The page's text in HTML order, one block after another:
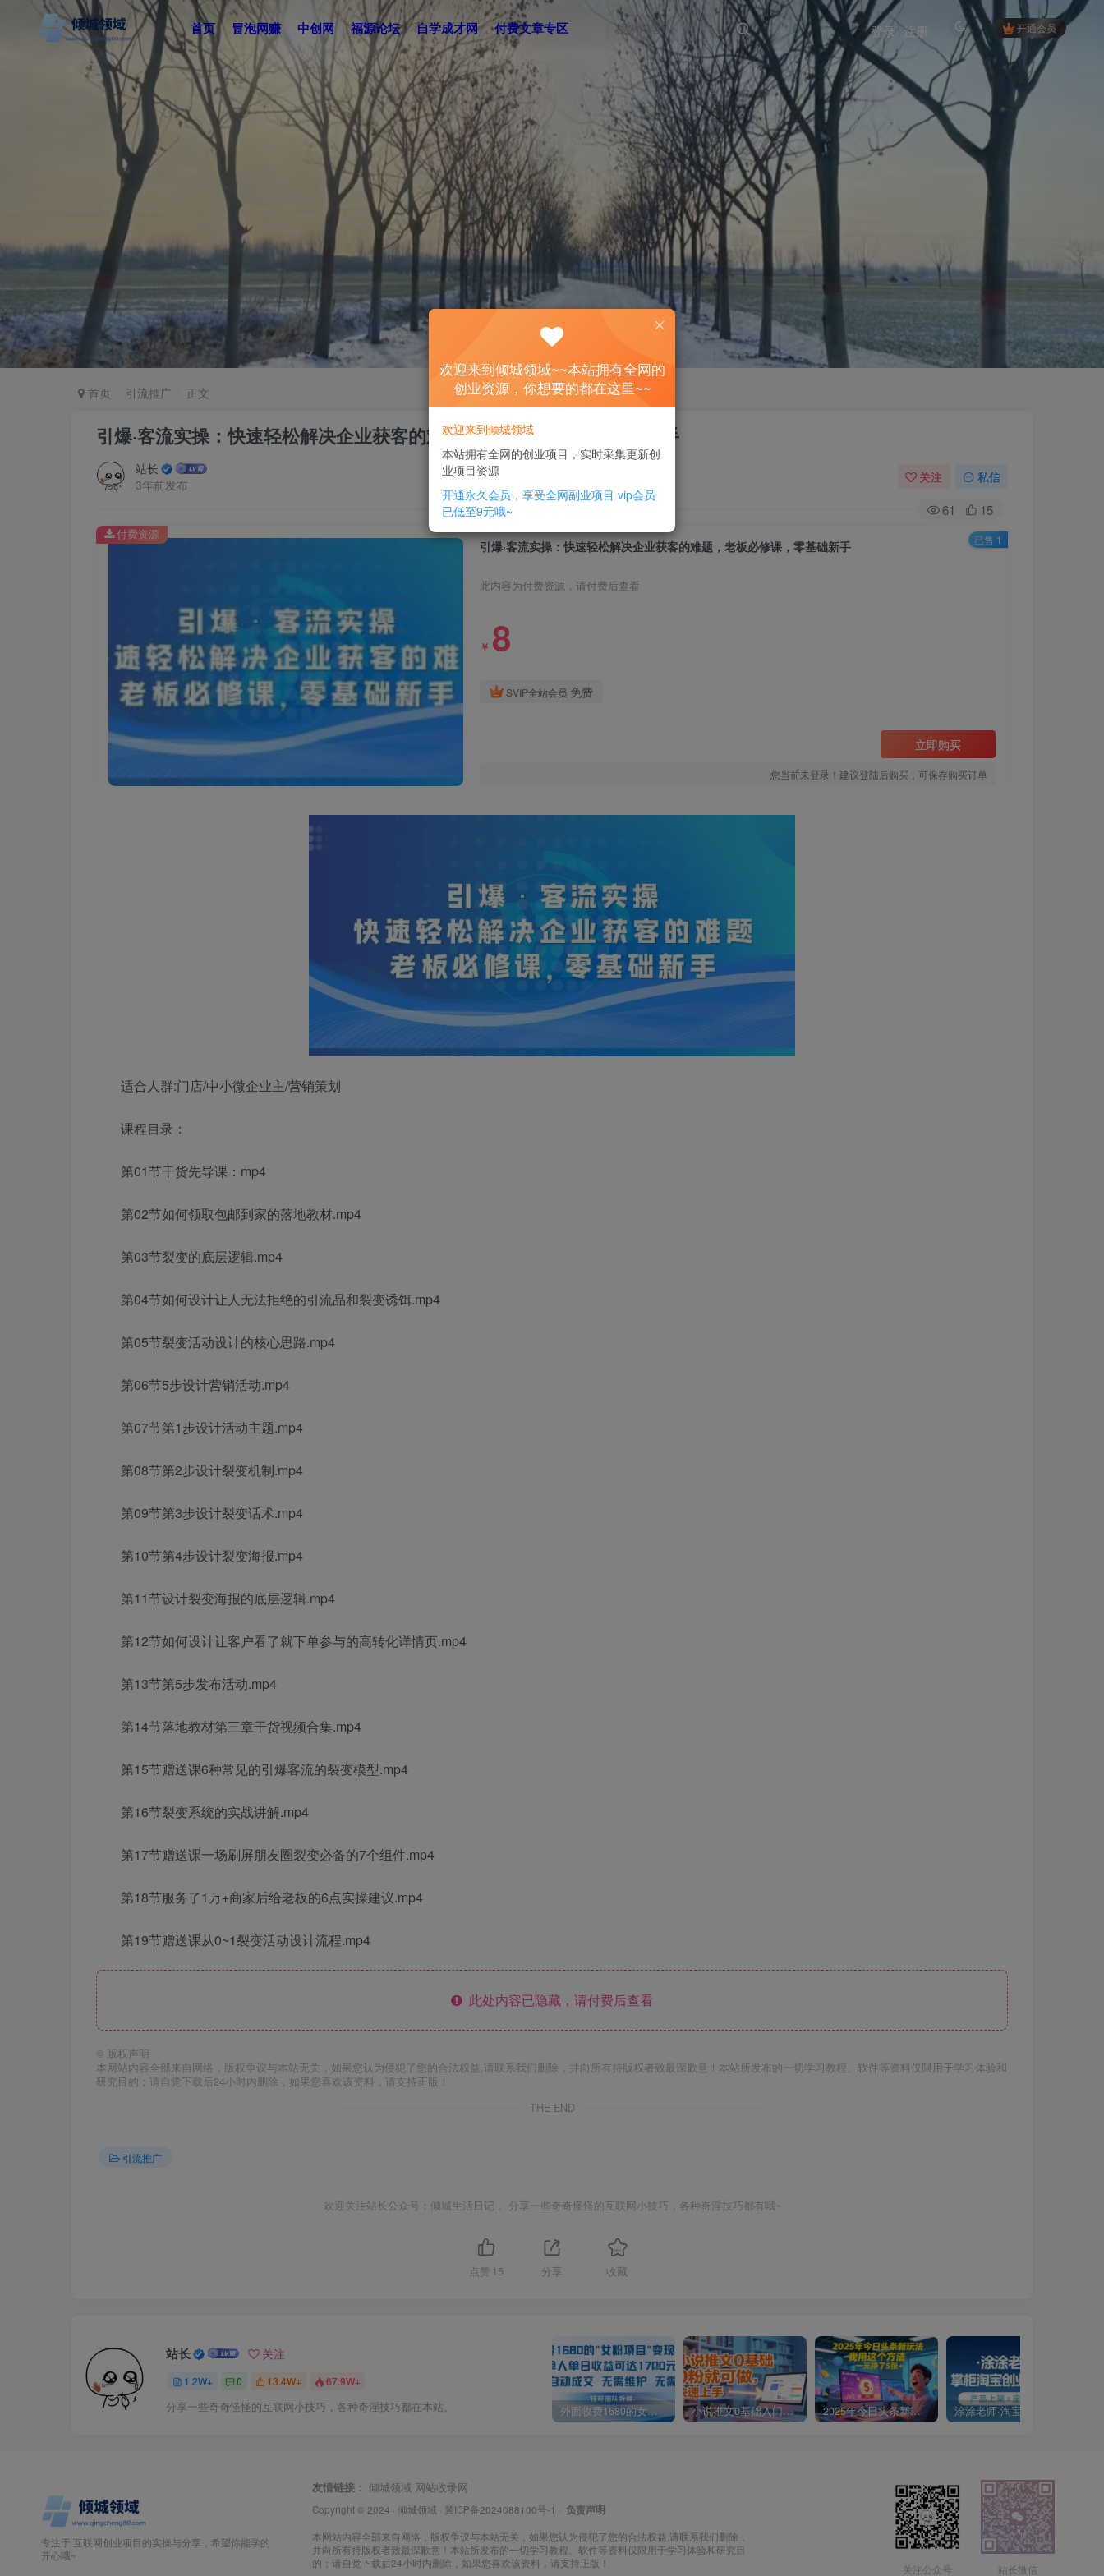
首页 冒泡网赚 中创网 福源论坛 自学成才网 付费文章专区 开通会员
登录 注册
首页 引流推广 正文
引爆·客流实操：快速轻松解决企业获客的难题，老板必修课，零基础新手
站长
3年前发布
关注 私信
61 15
引爆·客流实操：快速轻松解决企业获客的难题，老板必修课，零基础新手
此内容为付费资源，请付费后查看
￥ 8
SVIP全站会员 免费
立即购买
您当前未登录！建议登陆后购买，可保存购买订单
付费资源 已售 1
适合人群:门店/中小微企业主/营销策划
课程目录：
第01节干货先导课：mp4
第02节如何领取包邮到家的落地教材.mp4
第03节裂变的底层逻辑.mp4
第04节如何设计让人无法拒绝的引流品和裂变诱饵.mp4
第05节裂变活动设计的核心思路.mp4
第06节5步设计营销活动.mp4
第07节第1步设计活动主题.mp4
第08节第2步设计裂变机制.mp4
第09节第3步设计裂变话术.mp4
第10节第4步设计裂变海报.mp4
第11节设计裂变海报的底层逻辑.mp4
第12节如何设计让客户看了就下单参与的高转化详情页.mp4
第13节第5步发布活动.mp4
第14节落地教材第三章干货视频合集.mp4
第15节赠送课6种常见的引爆客流的裂变模型.mp4
第16节裂变系统的实战讲解.mp4
第17节赠送课一场刷屏朋友圈裂变必备的7个组件.mp4
第18节服务了1万+商家后给老板的6点实操建议.mp4
第19节赠送课从0~1裂变活动设计流程.mp4
此处内容已隐藏，请付费后查看
© 版权声明
本网站内容全部来自网络，版权争议与本站无关，如果您认为侵犯了您的合法权益,请联系我们删除，并向所有持版权者致最深歉意！本站所发布的一切学习教程、软件等资料仅限用于学习体验和
研究目的；请自觉下载后24小时内删除，如果您喜欢该资料，请支持正版！
THE END
引流推广
欢迎关注站长公众号：倾城生活日记 。分享一些奇奇怪怪的互联网小技巧，各种奇淫技巧都有哦~
点赞 15 分享 收藏
站长 关注
1.2W+ 0 13.4W+ 67.9W+
分享一些奇奇怪怪的互联网小技巧，各种奇淫技巧都在本站。 外面收费1680的女粉项目变现，单人单日收益可达1.7k，全自动成交无需维护 小说推文0基础入门教程，0粉就可做，快速上手 2025年今日头条新玩法，我用这个方法，一天挣了5张+
专注于 互联网创业项目的实操与分享，希望你能学的
开心哦~
友情链接： 倾城领域 网站收录网
Copyright © 2024 · 倾城领域 · 冀ICP备2024088100号-1 · 负责声明
本网站内容全部来自网络，版权争议与本站无关，如果您认为侵犯了您的合法权益,请联系我们删除，
并向所有持版权者致最深歉意！本站所发布的一切学习教程、软件等资料仅限用于学习体验和研究目
的；请自觉下载后24小时内删除，如果您喜欢该资料，请支持正版！
关注公众号 站长微信
欢迎来到倾城领域~~本站拥有全网的
创业资源，你想要的都在这里~~
欢迎来到倾城领域
本站拥有全网的创业项目，实时采集更新创
业项目资源
开通永久会员，享受全网副业项目 vip会员
已低至9元哦~